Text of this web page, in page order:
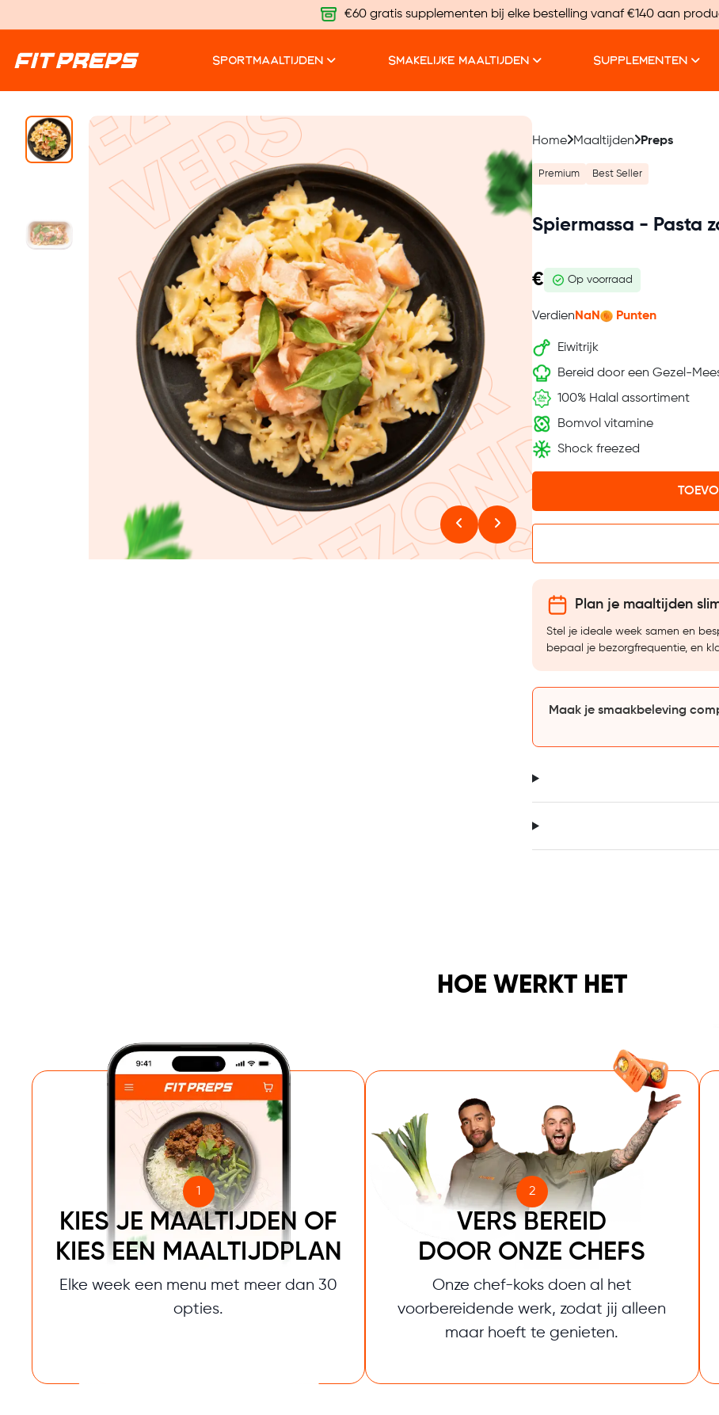
€60 gratis supplementen bij elke bestelling vanaf €140 aan
SPORTMAALTIJDEN SMAKELIJKE MAALTIJDEN SUPPLEMENTEN
Home Maaltijden Preps
Premium Best Seller
Spiermassa - Pasta
€ Op voorraad
Verdien NaN Punten
Eiwitrijk
Bereid door een Gezel-
100% Halal assortiment
Bomvol vitamine
Shock freezed
Plan je maaltijden
Stel je ideale week samen en
bepaal je bezorgfrequentie, en
Maak je smaakbeleving
HOE WERKT HET
1
KIES JE MAALTIJDEN OF
KIES EEN MAALTIJDPLAN
Elke week een menu met meer dan 30
opties.
2
VERS BEREID
DOOR ONZE CHEFS
Onze chef-koks doen al het
voorbereidende werk, zodat jij alleen
maar hoeft te genieten.